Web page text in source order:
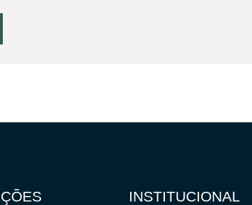
INSTITUCIONAL